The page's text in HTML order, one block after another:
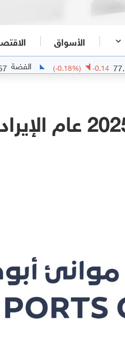
الأسواق
(-0.18%) الفضة 64.57
3.09